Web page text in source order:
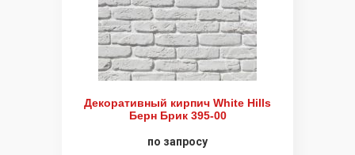
Декоративный кирпич White Hills
Берн Брик 395-00
по запросу